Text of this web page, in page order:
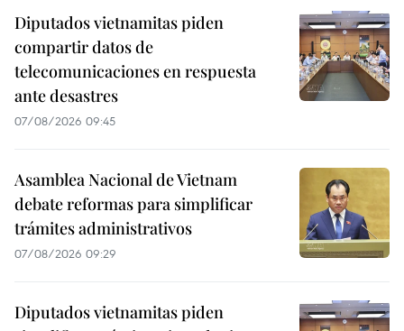
Diputados vietnamitas piden
compartir datos de
telecomunicaciones en respuesta
ante desastres
07/08/2026 09:45
Asamblea Nacional de Vietnam
debate reformas para simplificar
trámites administrativos
07/08/2026 09:29
Diputados vietnamitas piden